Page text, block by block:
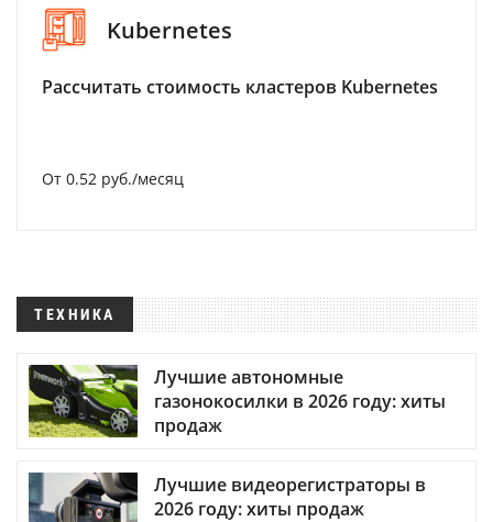
Kubernetes
Рассчитать стоимость кластеров Kubernetes
От 0.52 руб./месяц
ТЕХНИКА
Лучшие автономные
газонокосилки в 2026 году: хиты
продаж
Лучшие видеорегистраторы в
2026 году: хиты продаж